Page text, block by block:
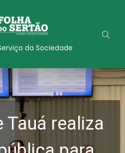
da Sociedade
Tauá realiza